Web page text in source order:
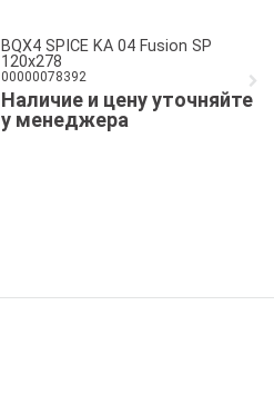
BQX4 SPICE KA 04 Fusion SP
120x278
00000078392
Наличие и цену уточняйте
у менеджера